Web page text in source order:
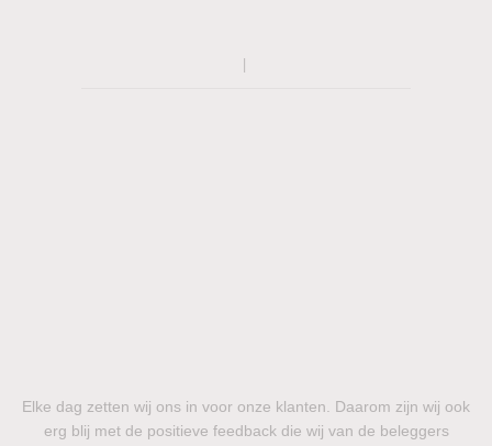
Elke dag zetten wij ons in voor onze klanten. Daarom zijn wij ook
erg blij met de positieve feedback die wij van de beleggers